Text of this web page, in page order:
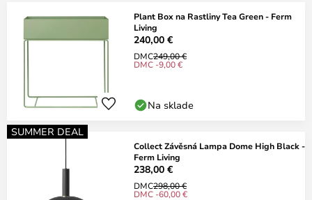
Plant Box na Rastliny Tea Green - Ferm
Living
240,00 €
DMC249,00 €
DMC -9,00 €
Na sklade
SUMMER DEAL
Collect Závěsná Lampa Dome High Black -
Ferm Living
238,00 €
DMC298,00 €
DMC -60,00 €